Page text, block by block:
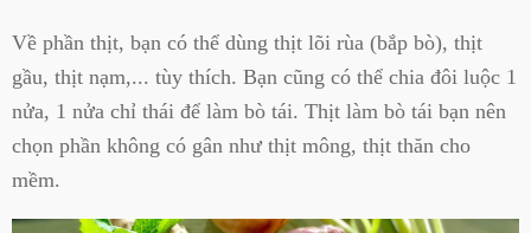
Về phần thịt, bạn có thể dùng thịt lõi rùa (bắp bò), thịt
gầu, thịt nạm,... tùy thích. Bạn cũng có thể chia đôi luộc 1
nửa, 1 nửa chỉ thái để làm bò tái. Thịt làm bò tái bạn nên
chọn phần không có gân như thịt mông, thịt thăn cho
mềm.